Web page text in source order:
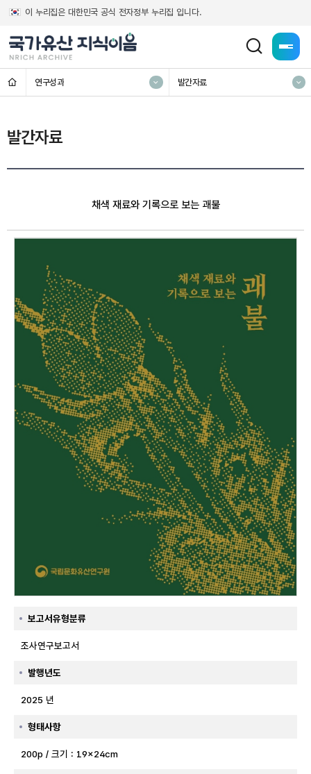
이 누리집은 대한민국 공식 전자정부 누리집 입니다.
전체
홈 연구성과 발간자료
발간자료
채색 재료와 기록으로 보는 괘불
보고서유형분류
조사연구보고서
발행년도
2025 년
형태사항
200p / 크기 : 19×24cm